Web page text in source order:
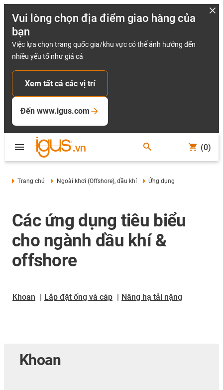
Vui lòng chọn địa điểm giao hàng của
bạn
Việc lựa chọn trang quốc gia/khu vực có thể ảnh hưởng đến
nhiều yếu tố như giá cả
Xem tất cả các vị trí
Đến www.igus.com
(0)
Trang chủ Ngoài khơi (Offshore), dầu khí Ứng dụng
Các ứng dụng tiêu biểu
cho ngành dầu khí &
offshore
Khoan | Lắp đặt ống và cáp | Nâng hạ tải nặng
Khoan